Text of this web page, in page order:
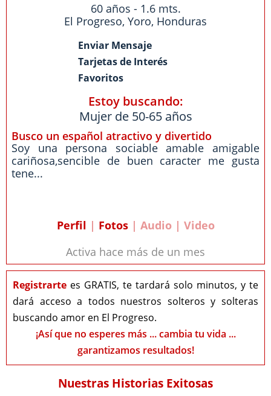
60 años - 1.6 mts.
El Progreso, Yoro, Honduras
Enviar Mensaje
Tarjetas de Interés
Favoritos
Estoy buscando:
Mujer de 50-65 años
Busco un español atractivo y divertido
Soy una persona sociable amable amigable
cariñosa,sencible de buen caracter me gusta
tene...
Perfil | Fotos| Audio | Video
Activa hace más de un mes
Registrarte es GRATIS, te tardará solo minutos, y te
dará acceso a todos nuestros solteros y solteras
buscando amor en El Progreso.
¡Así que no esperes más ... cambia tu vida ...
garantizamos resultados!
Nuestras Historias Exitosas